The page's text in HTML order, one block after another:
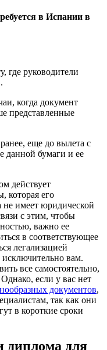
в Испании в
где руководители
когда документ
представленные
еще до вылета с
данной бумаги и ее
действует
которая его
не имеет юридической
с этим, чтобы
важно ее
в соответствующее
легализацией
исключительно вам.
все самостоятельно,
если у вас нет
документов,
так как они
в короткие сроки
диплома для